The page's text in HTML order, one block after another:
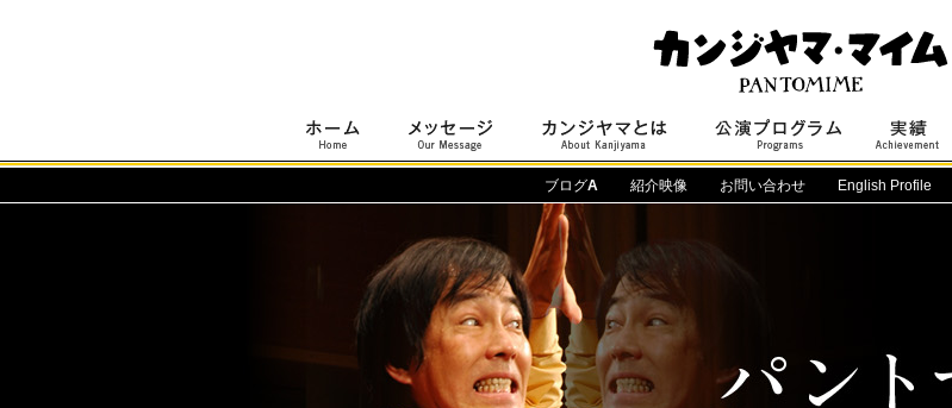
ブログA 紹介映像 お問い合わせ English Profile